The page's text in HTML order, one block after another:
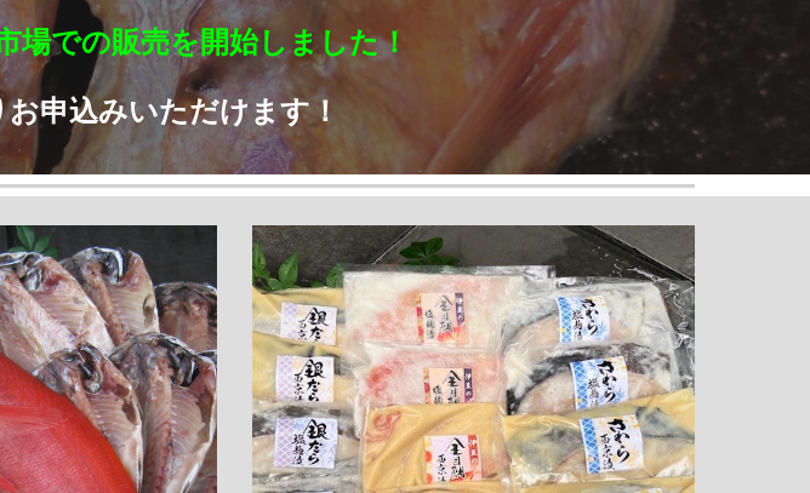
場での販売を開始しました！
申込みいただけます！